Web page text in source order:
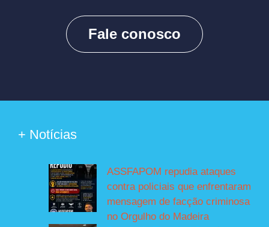
Fale conosco
+ Notícias
ASSFAPOM repudia ataques
contra policiais que enfrentaram
mensagem de facção criminosa
no Orgulho do Madeira